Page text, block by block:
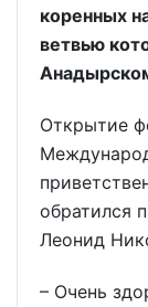
коренных
ветвью
Открытие
обратился
Леонид
– Очень